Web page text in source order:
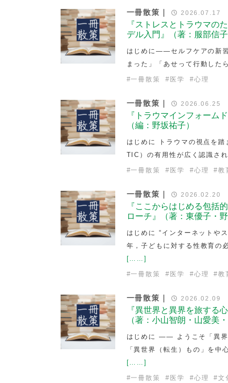
一冊散策｜ 2026.07.17
『ストレスとトラウマの
デル入門』（著：服部信子
はじめに——セルフケアの新
まった」「あせって行動した
#一冊散策 # 医学 #心理
一冊散策｜ 2026.06.25
『トラウマインフォーム
（編：野坂祐子）
はじめに トラウマの視点を
TIC）の有用性が広く認識さ
#一冊散策 # 医学 #心理 #教
一冊散策｜ 2026.02.20
『ここからはじめる包括
ローチ』（著：東優子・
はじめに “インターネットや
年，子どもに対する性教育の
[……]
#一冊散策 # 医学 #心理 #教
一冊散策｜ 2026.02.09
『異世界と異界を旅する
（著：小山智朗・山愛美
はじめに —— ようこそ「異界
「異世界（転生）もの」を
[……]
#一冊散策 # 医学 #心理 #文